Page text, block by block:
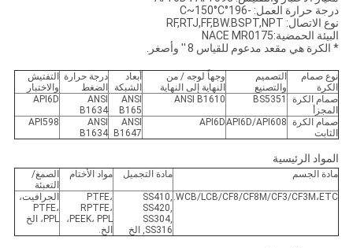
درجة حرارة العمل: -196°C~150°C
نوع الاتصال: RF,RTJ,FF,BW.BSPT,NPT
البيئة الحمضية:NACE MR0175
* الكرة هي مقعد مدعوم للقياس 8 ′′ وأصغر.
نوع صمام
الكرة
التصميم
والتصنيع
وجهاً لوجه / من
النهاية إلى النهاية
أبعاد
الشبكة
درجة حرارة
الضغط
التفتيش
والاختبار
صمام الكرة
المجزأ
BS5351
ANSI B1610
ANSI
B165
ANSI
B1634
API6D
صمام الكرة
الثابت
API6D/API608
API6D
ANSI
B1647
ANSI
B1634
API598
المواد الرئيسية
مادة الجسم مادة التجميل مواد الأختام
الصمغ/
التعبئة
WCB/LCB/CF8/CF8M/CF3/CF3M،ETC. SS410,
SS420,
SS304,
SS316, الخ
PTFE،
RPTFE،
PEEK، PPL،
الخ.
الجرافيت،
PTFE،
PPL، الخ